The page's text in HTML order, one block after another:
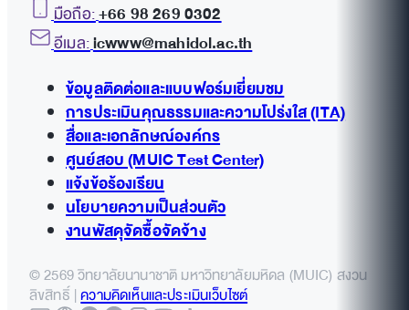
มือถือ:+66 98 269 0302
อีเมล:icwww@mahidol.ac.th
ข้อมูลติดต่อและแบบฟอร์มเยี่ยมชม
การประเมินคุณธรรมและความโปร่งใส (ITA)
สื่อและเอกลักษณ์องค์กร
ศูนย์สอบ (MUIC Test Center)
แจ้งข้อร้องเรียน
นโยบายความเป็นส่วนตัว
งานพัสดุจัดซื้อจัดจ้าง
© 2569 วิทยาลัยนานาชาติ มหาวิทยาลัยมหิดล (MUIC) สงวน
ลิขสิทธิ์ |ความคิดเห็นและประเมินเว็บไซต์